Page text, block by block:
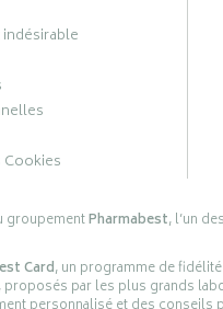
groupementPharmabest, l’un
Card, un programme de
par les plus grands